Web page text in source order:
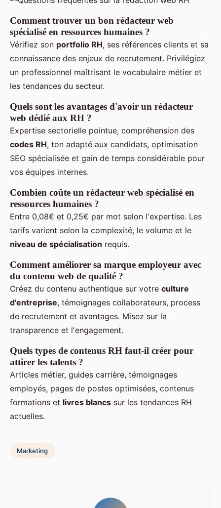
Comment trouver un bon rédacteur web
spécialisé en ressources humaines ?
Vérifiez son portfolio RH, ses références clients et sa
connaissance des enjeux de recrutement. Privilégiez
un professionnel maîtrisant le vocabulaire métier et
les tendances du secteur.
Quels sont les avantages d'avoir un rédacteur
web dédié aux RH ?
Expertise sectorielle pointue, compréhension des
codes RH, ton adapté aux candidats, optimisation
SEO spécialisée et gain de temps considérable pour
vos équipes internes.
Combien coûte un rédacteur web spécialisé en
ressources humaines ?
Entre 0,08€ et 0,25€ par mot selon l'expertise. Les
tarifs varient selon la complexité, le volume et le
niveau de spécialisation requis.
Comment améliorer sa marque employeur avec
du contenu web de qualité ?
Créez du contenu authentique sur votre culture
d'entreprise, témoignages collaborateurs, process
de recrutement et avantages. Misez sur la
transparence et l'engagement.
Quels types de contenus RH faut-il créer pour
attirer les talents ?
Articles métier, guides carrière, témoignages
employés, pages de postes optimisées, contenus
formations et livres blancs sur les tendances RH
actuelles.
Marketing